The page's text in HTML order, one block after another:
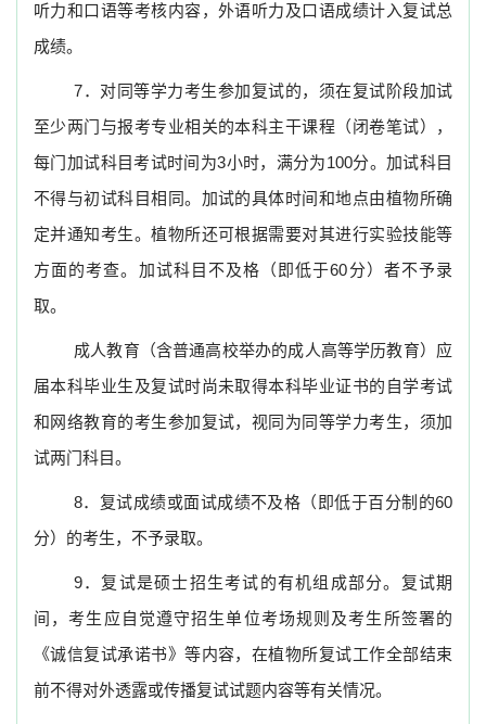
听力和口语等考核内容，外语听力及口语成绩计入复试总
成绩。
7．对同等学力考生参加复试的，须在复试阶段加试
至少两门与报考专业相关的本科主干课程（闭卷笔试），
每门加试科目考试时间为3小时，满分为100分。加试科目
不得与初试科目相同。加试的具体时间和地点由植物所确
定并通知考生。植物所还可根据需要对其进行实验技能等
方面的考查。加试科目不及格（即低于60分）者不予录
取。
成人教育（含普通高校举办的成人高等学历教育）应
届本科毕业生及复试时尚未取得本科毕业证书的自学考试
和网络教育的考生参加复试，视同为同等学力考生，须加
试两门科目。
8．复试成绩或面试成绩不及格（即低于百分制的60
分）的考生，不予录取。
9．复试是硕士招生考试的有机组成部分。复试期
间，考生应自觉遵守招生单位考场规则及考生所签署的
《诚信复试承诺书》等内容，在植物所复试工作全部结束
前不得对外透露或传播复试试题内容等有关情况。